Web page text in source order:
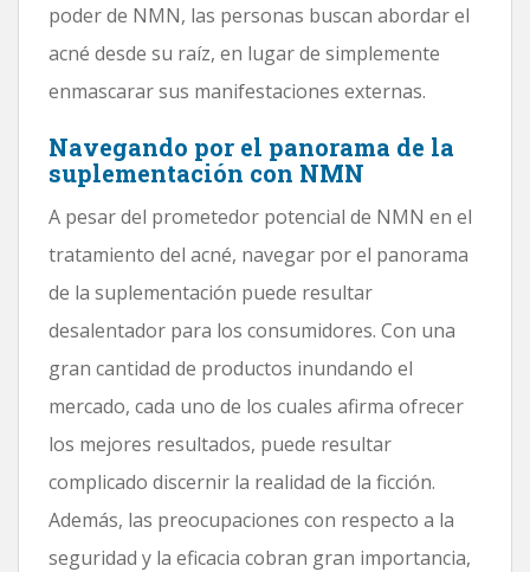
poder de NMN, las personas buscan abordar el
acné desde su raíz, en lugar de simplemente
enmascarar sus manifestaciones externas.
Navegando por el panorama de la
suplementación con NMN
A pesar del prometedor potencial de NMN en el
tratamiento del acné, navegar por el panorama
de la suplementación puede resultar
desalentador para los consumidores. Con una
gran cantidad de productos inundando el
mercado, cada uno de los cuales afirma ofrecer
los mejores resultados, puede resultar
complicado discernir la realidad de la ficción.
Además, las preocupaciones con respecto a la
seguridad y la eficacia cobran gran importancia,